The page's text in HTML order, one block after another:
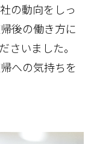
の動向をしっ
後の働き方に
さいました。
への気持ちを